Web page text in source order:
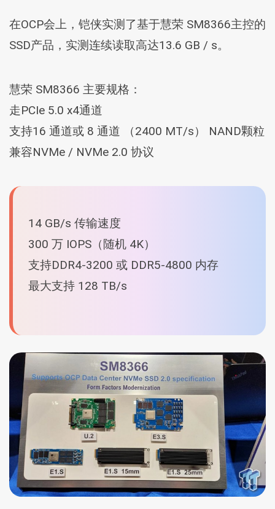
在OCP会上，铠侠实测了基于慧荣 SM8366主控的
SSD产品，实测连续读取高达13.6 GB / s。
慧荣 SM8366 主要规格：
走PCIe 5.0 x4通道
支持16 通道或 8 通道 （2400 MT/s） NAND颗粒
兼容NVMe / NVMe 2.0 协议
14 GB/s 传输速度
300 万 IOPS（随机 4K）
支持DDR4-3200 或 DDR5-4800 内存
最大支持 128 TB/s